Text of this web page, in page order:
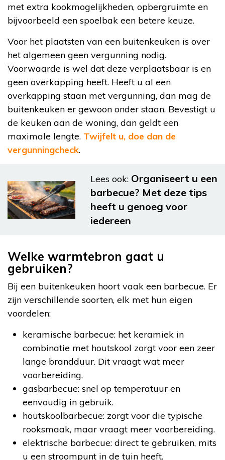
met extra kookmogelijkheden, opbergruimte en
bijvoorbeeld een spoelbak een betere keuze.
Voor het plaatsten van een buitenkeuken is over
het algemeen geen vergunning nodig.
Voorwaarde is wel dat deze verplaatsbaar is en
geen overkapping heeft. Heeft u al een
overkapping staan met vergunning, dan mag de
buitenkeuken er gewoon onder staan. Bevestigt u
de keuken aan de woning, dan geldt een
maximale lengte. Twijfelt u, doe dan de
vergunningcheck.
Lees ook: Organiseert u een
barbecue? Met deze tips
heeft u genoeg voor
iedereen
Welke warmtebron gaat u
gebruiken?
Bij een buitenkeuken hoort vaak een barbecue. Er
zijn verschillende soorten, elk met hun eigen
voordelen:
keramische barbecue: het keramiek in
combinatie met houtskool zorgt voor een zeer
lange brandduur. Dit vraagt wat meer
voorbereiding.
gasbarbecue: snel op temperatuur en
eenvoudig in gebruik.
houtskoolbarbecue: zorgt voor die typische
rooksmaak, maar vraagt meer voorbereiding.
elektrische barbecue: direct te gebruiken, mits
u een stroompunt in de tuin heeft.